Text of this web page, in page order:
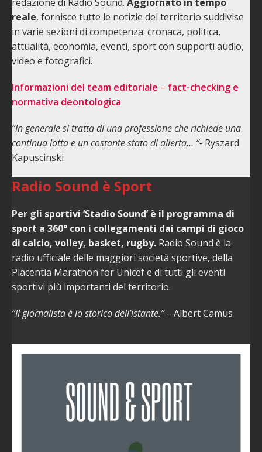
reale, fornisce tutte le notizie del territorio suddivise
in varie sezioni di competenza: cronaca, politica,
attualità, economia, eventi, sport con supporti audio,
video e fotografici.
Informazioni del team editoriale – fact-checking e
normativa deontologica
“In generale si tratta di una professione che richiede una
continua lotta e un costante stato di allerta… “- Ryszard
Kapuscinski
Radio Sound è Sport
Per gli sportivi ‘Stadio Sound’ è il programma di
sport a 360° con i collegamenti dai campi di gioco
di calcio, volley, basket, rugby. Radio Sound è la
radio ufficiale delle maggiori società sportive, della
Placentia Marathon for Unicef e di tutti gli eventi
sportivi più importanti del territorio.
“Il giornalista è lo storico dell’istante.” – Albert Camus